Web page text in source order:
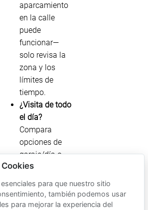
aparcamiento
en la calle
puede
funcionar—
solo revisa la
zona y los
límites de
tiempo.
¿Visita de todo
el día?
Compara
opciones de
garaje/día o
reserva un
espacio
privado con
antelación.
para que nuestro sitio
también podemos usar
para mejorar la experiencia del